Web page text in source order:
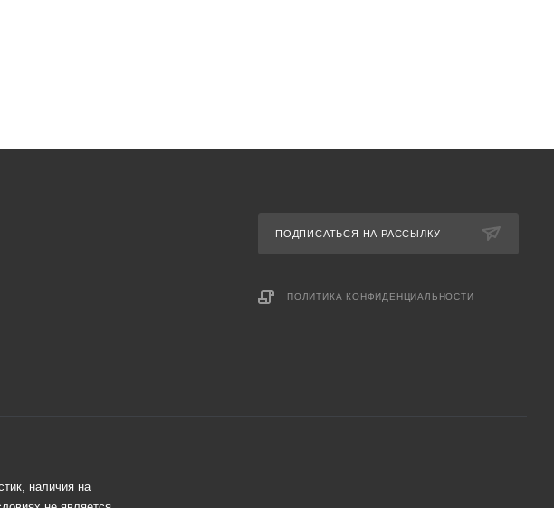
ПОДПИСАТЬСЯ НА РАССЫЛКУ
ПОЛИТИКА КОНФИДЕНЦИАЛЬНОСТИ
наличия на